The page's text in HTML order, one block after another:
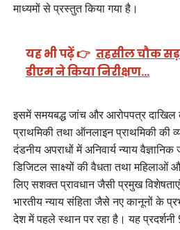
माध्यमों से प्रस्तुत किया गया है।
यह भी पढ़ें 👉 तहसील चौक
डीएम ने किया निरीक्षण…
इसमें समयबद्ध जांच और आरोपपत्र दाखिल
प्राथमिकी तथा ऑनलाइन प्राथमिकी की
दंडनीय अपराधों में अनिवार्य न्याय
डिजिटल साक्ष्यों की वैधता तथा महिलाओं
लिए सशक्त प्रावधान जैसी प्रमुख
भारतीय न्याय संहिता जैसे नए कानूनों के
देश में पहले स्थान पर रहा है। यह प्रदर्शनी